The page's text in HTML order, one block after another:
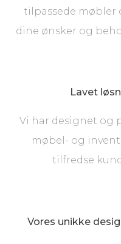
tilpassede møbler
dine ønsker og
Lavet
Vi har designet og
møbel- og
tilfredse
​Vores unikke